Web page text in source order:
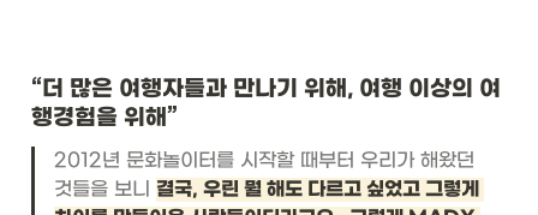
“더 많은 여행자들과 만나기 위해, 여행 이상의 여
행경험을 위해”
2012년 문화놀이터를 시작할 때부터 우리가 해왔던
것들을 보니 결국, 우린 뭘 해도 다르고 싶었고 그렇게